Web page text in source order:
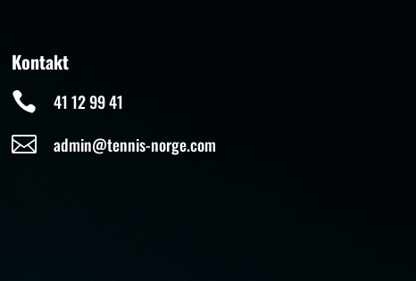
Kontakt
 41 12 99 41
 admin@tennis-norge.com